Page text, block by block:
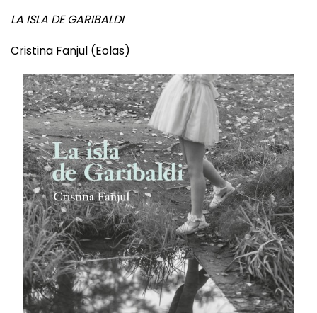
Cristina Fanjul (Eolas)